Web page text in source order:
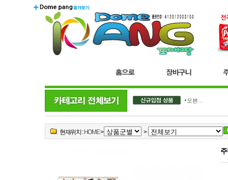
더블.. 오븐 ..
현재위치 : HOME> >